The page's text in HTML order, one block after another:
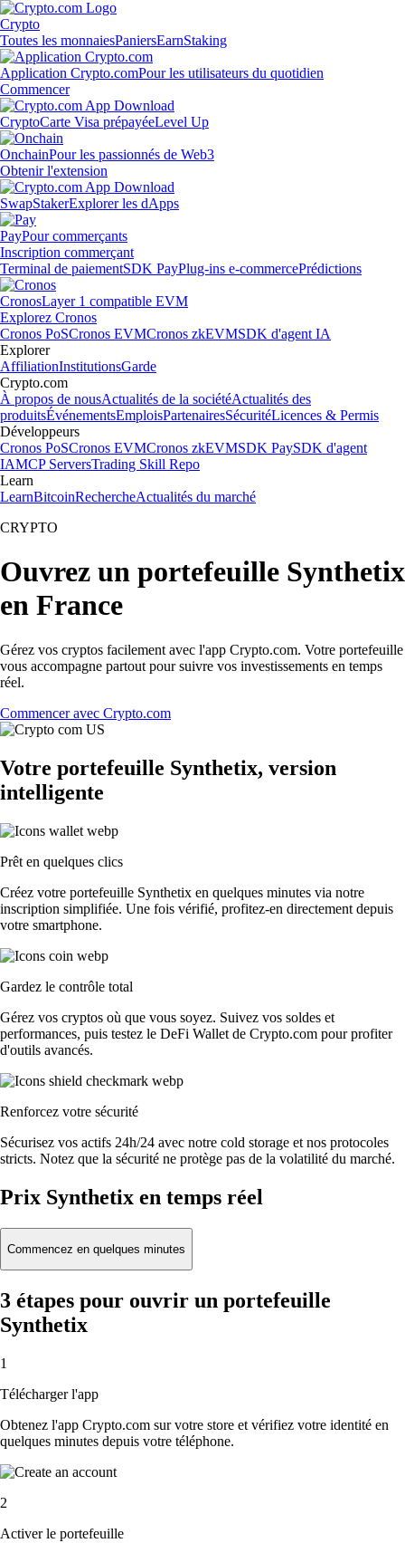
Crypto
Toutes les monnaiesPaniersEarnStaking
Application Crypto.comPour les utilisateurs du quotidien
Commencer
CryptoCarte Visa prépayéeLevel Up
OnchainPour les passionnés de Web3
Obtenir l'extension
SwapStakerExplorer les dApps
PayPour commerçants
Inscription commerçant
Terminal de paiementSDK PayPlug-ins e-commercePrédictions
CronosLayer 1 compatible EVM
Explorez Cronos
Cronos PoSCronos EVMCronos zkEVMSDK d'agent IA
Explorer
AffiliationInstitutionsGarde
Crypto.com
À propos de nousActualités de la sociétéActualités des
produitsÉvénementsEmploisPartenairesSécuritéLicences & Permis
Développeurs
Cronos PoSCronos EVMCronos zkEVMSDK PaySDK d'agent
IAMCP ServersTrading Skill Repo
Learn
LearnBitcoinRechercheActualités du marché
CRYPTO
Ouvrez un portefeuille Synthetix
en France
Gérez vos cryptos facilement avec l'app Crypto.com. Votre portefeuille
vous accompagne partout pour suivre vos investissements en temps
réel.
Commencer avec Crypto.com
Votre portefeuille Synthetix, version
intelligente
Prêt en quelques clics
Créez votre portefeuille Synthetix en quelques minutes via notre
inscription simplifiée. Une fois vérifié, profitez-en directement depuis
votre smartphone.
Gardez le contrôle total
Gérez vos cryptos où que vous soyez. Suivez vos soldes et
performances, puis testez le DeFi Wallet de Crypto.com pour profiter
d'outils avancés.
Renforcez votre sécurité
Sécurisez vos actifs 24h/24 avec notre cold storage et nos protocoles
stricts. Notez que la sécurité ne protège pas de la volatilité du marché.
Prix Synthetix en temps réel
Commencez en quelques minutes
3 étapes pour ouvrir un portefeuille
Synthetix
1
Télécharger l'app
Obtenez l'app Crypto.com sur votre store et vérifiez votre identité en
quelques minutes depuis votre téléphone.
2
Activer le portefeuille